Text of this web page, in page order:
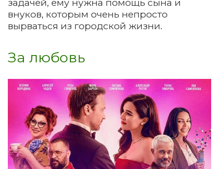
внуков, которым очень непросто
вырваться из городской жизни.
За любовь